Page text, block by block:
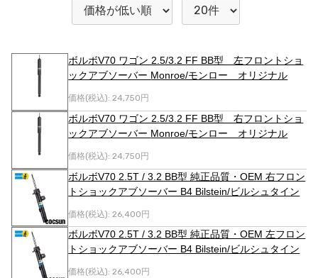
ボルボV70 ワゴン 2.5/3.2 FF BB型 左フロントショ
ックアブソーバー Monroe/モンロー オリジナル
価格(税込): 24,750円
ボルボV70 ワゴン 2.5/3.2 FF BB型 右フロントショ
ックアブソーバー Monroe/モンロー オリジナル
価格(税込): 24,750円
ボルボV70 2.5T / 3.2 BB型 純正品質・OEM 右フロン
トショックアブソーバー B4 Bilstein/ビルシュタイン
価格(税込): 26,400円
ボルボV70 2.5T / 3.2 BB型 純正品質・OEM 左フロン
トショックアブソーバー B4 Bilstein/ビルシュタイン
価格(税込): 26,400円